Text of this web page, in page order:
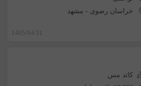
خراسان رضوی - مشهد
1405/04/31
کاتد مس